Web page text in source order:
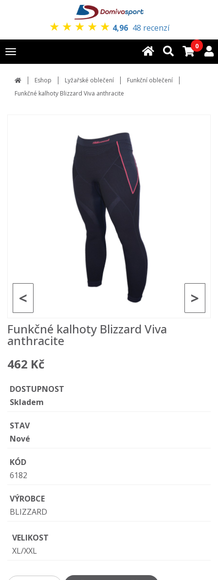
★ ★ ★ ★ ★ 4,96 48 recenzí
Toggle
navigation
0
Eshop Lyžařské oblečení
Funkční oblečení
Funkčné kalhoty Blizzard Viva anthracite
>
<
Funkčné kalhoty Blizzard Viva
anthracite
462 Kč
DOSTUPNOST
Skladem
STAV
Nové
KÓD
6182
VÝROBCE
BLIZZARD
VELIKOST
XL/XXL